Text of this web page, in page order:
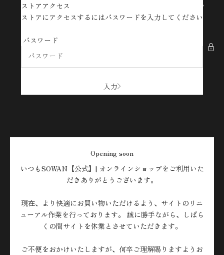
コンテンツへスキップ
SOWAN【公式】| オンラインショップ
ストアアクセス
ストアにアクセスするにはパスワードを入力してください
パスワード
入力
Opening soon
いつもSOWAN【公式】| オンラインショップをご利用いた
だきありがとうございます。
現在、より快適にお買い物いただけるよう、サイトのリニ
ューアル作業を行っております。 誠に勝手ながら、しばら
くの間サイトを休業とさせていただきます。
ご不便をおかけいたしますが、何卒ご理解賜りますようお